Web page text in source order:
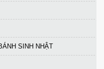
SINH NHẬT